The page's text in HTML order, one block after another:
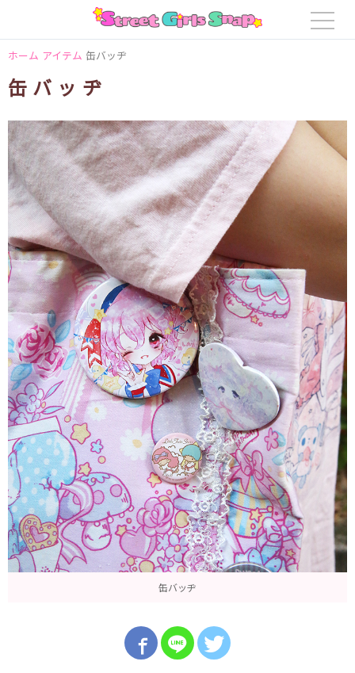
ホーム アイテム 缶バッヂ
缶バッヂ
缶バッヂ